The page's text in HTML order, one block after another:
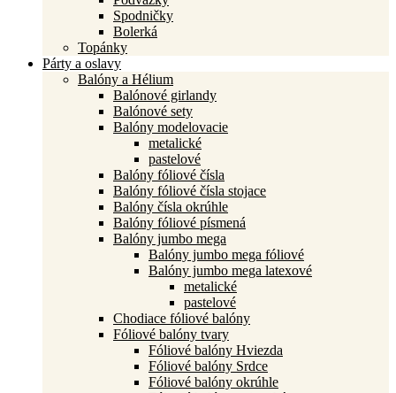
Spodničky
Bolerká
Topánky
Párty a oslavy
Balóny a Hélium
Balónové girlandy
Balónové sety
Balóny modelovacie
metalické
pastelové
Balóny fóliové čísla
Balóny fóliové čísla stojace
Balóny čísla okrúhle
Balóny fóliové písmená
Balóny jumbo mega
Balóny jumbo mega fóliové
Balóny jumbo mega latexové
metalické
pastelové
Chodiace fóliové balóny
Fóliové balóny tvary
Fóliové balóny Hviezda
Fóliové balóny Srdce
Fóliové balóny okrúhle